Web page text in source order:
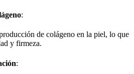
:
de colágeno en la piel, lo que
y firmeza.
: